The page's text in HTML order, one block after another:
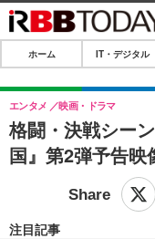
ホーム
IT・デジタル
IT・デジタルTOP
ショッピング
SPEED TEST
エンタメTOP
ホーム IT・デジタル
格闘・決戦シー
国』第2弾予告
エンタメ 映画・ドラマ
注目記事